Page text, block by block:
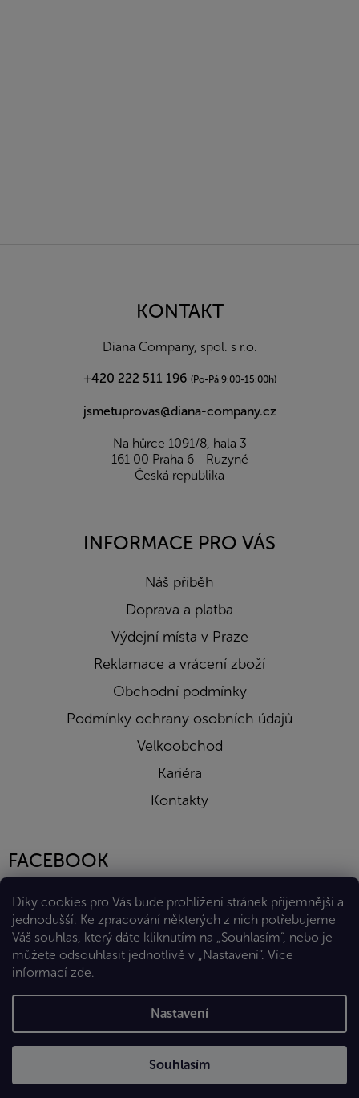
Díky cookies pro Vás bude prohlížení stránek příjemnější a
jednodušší. Ke zpracování některých z nich potřebujeme
Váš souhlas, který dáte kliknutím na „Souhlasím“, nebo je
můžete odsouhlasit jednotlivě v „Nastavení“. Více
informací zde.
Nastavení
Souhlasím
KONTAKT
Diana Company, spol. s r.o.
+420 222 511 196 (Po-Pá 9:00-15:00h)
jsmetuprovas@diana-company.cz
Na hůrce 1091/8, hala 3
161 00 Praha 6 - Ruzyně
Česká republika
INFORMACE PRO VÁS
Náš příběh
Doprava a platba
Výdejní místa v Praze
Reklamace a vrácení zboží
Obchodní podmínky
Podmínky ochrany osobních údajů
Velkoobchod
Kariéra
Kontakty
FACEBOOK
Vytvořil Shoptet Premium
Copyright 2026Eshop Diana Company, spol. s r.o.. Všechna
práva vyhrazena.